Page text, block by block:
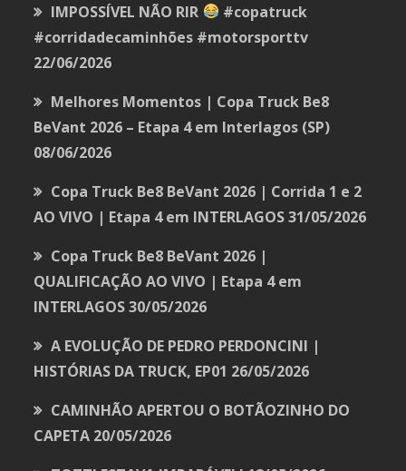
IMPOSSÍVEL NÃO RIR
#copatruck
#corridadecaminhões #motorsporttv
22/06/2026
Melhores Momentos | Copa Truck Be8
BeVant 2026 – Etapa 4 em Interlagos (SP)
08/06/2026
Copa Truck Be8 BeVant 2026 | Corrida 1 e 2
AO VIVO | Etapa 4 em INTERLAGOS 31/05/2026
Copa Truck Be8 BeVant 2026 |
QUALIFICAÇÃO AO VIVO | Etapa 4 em
INTERLAGOS 30/05/2026
A EVOLUÇÃO DE PEDRO PERDONCINI |
HISTÓRIAS DA TRUCK, EP01 26/05/2026
CAMINHÃO APERTOU O BOTÃOZINHO DO
CAPETA 20/05/2026